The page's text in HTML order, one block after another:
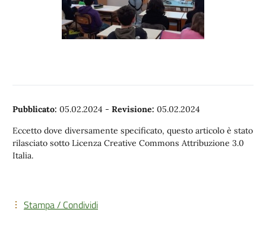
Pubblicato: 05.02.2024 - Revisione: 05.02.2024
Eccetto dove diversamente specificato, questo articolo è stato
rilasciato sotto Licenza Creative Commons Attribuzione 3.0
Italia.
Stampa / Condividi